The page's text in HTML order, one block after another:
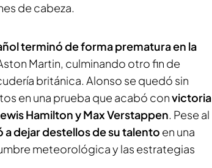
de cabeza.
terminó de forma prematura en la
Martin, culminando otro fin de
británica. Alonso se quedó sin
en una prueba que acabó convictoria
Hamilton y Max Verstappen. Pese al
a dejar destellos de su talento en una
meteorológica y las estrategias